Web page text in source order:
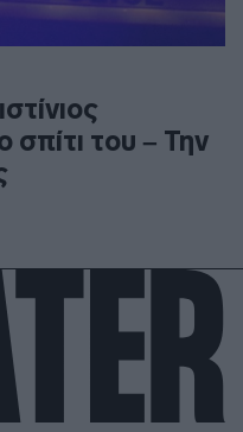
σπίτι του – Την